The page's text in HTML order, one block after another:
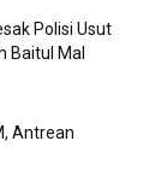
Polisi Usut
Baitul Mal
Antrean